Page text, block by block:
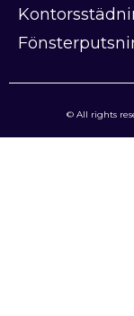
© All rights